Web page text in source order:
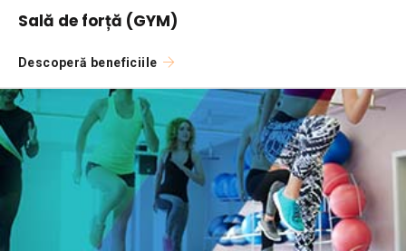
Sală de forță (GYM)
Descoperă beneficiile